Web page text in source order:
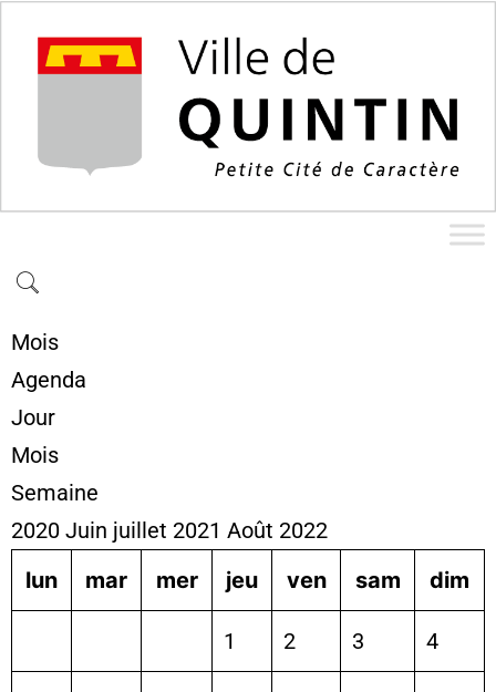
Mois
Agenda
Jour
Mois
Semaine
2020 Juin juillet 2021 Août 2022
lun
mar mer jeu ven sam dim
1 2 3 4